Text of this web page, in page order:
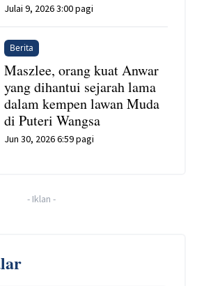
Julai 9, 2026 3:00 pagi
Berita
Maszlee, orang kuat Anwar
yang dihantui sejarah lama
dalam kempen lawan Muda
di Puteri Wangsa
Jun 30, 2026 6:59 pagi
- Iklan -